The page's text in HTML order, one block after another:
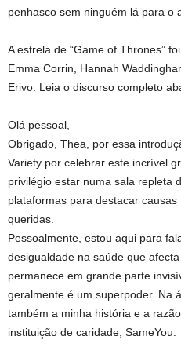
penhasco sem ninguém lá para o
A estrela de “Game of Thrones”
Emma Corrin, Hannah
Erivo. Leia o discurso completo
Olá pessoal,
Obrigado, Thea, por essa
Variety por celebrar este incrível
privilégio estar numa sala repleta
plataformas para destacar
queridas.
Pessoalmente, estou aqui para
desigualdade na saúde que
permanece em grande parte
geralmente é um superpoder. Na
também a minha história e a
instituição de caridade, SameYou.